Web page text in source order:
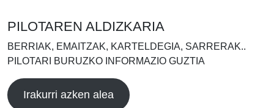
PILOTAREN ALDIZKARIA
BERRIAK, EMAITZAK, KARTELDEGIA, SARRERAK..
PILOTARI BURUZKO INFORMAZIO GUZTIA
Irakurri azken alea